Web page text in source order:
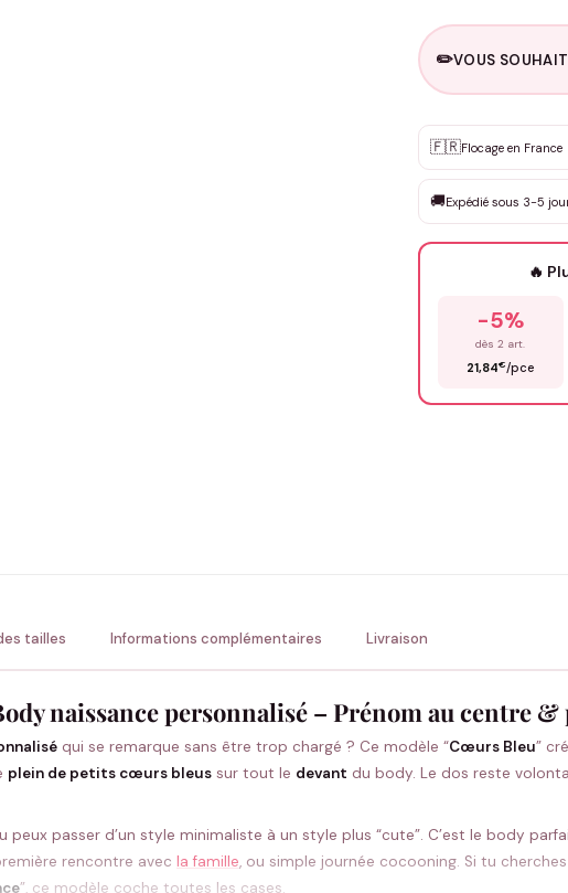
✏️VOUS
✨
DEVIS
Que souhaitez-
🇫🇷Flocage en France
🚚Expédié sous 3-5
🔥
-5%
dès 2 art.
21,84€/pce
tailles Informations complémentaires Livraison
naissance personnalisé – Prénom au centre
qui se remarque sans être trop chargé ? Ce modèle “Cœurs Bleu”
plein de petits cœurs bleus sur tout le devant du body. Le dos reste
peux passer d’un style minimaliste à un style plus “cute”. C’est le body
rencontre avec la famille, ou simple journée cocooning. Si tu cherches
”, ce modèle coche toutes les cases.